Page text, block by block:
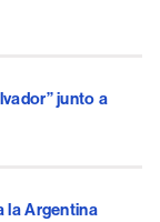
junto a
la Argentina